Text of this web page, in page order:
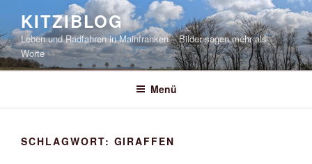
springen
KITZIBLOG
Leben und Radfahren in Mainfranken – Bilder sagen mehr als
Worte
Menü
SCHLAGWORT: GIRAFFEN